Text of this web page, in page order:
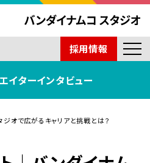
採用情報
社紹介
イターインタビュー
ジオで広がるキャリアと挑戦とは？